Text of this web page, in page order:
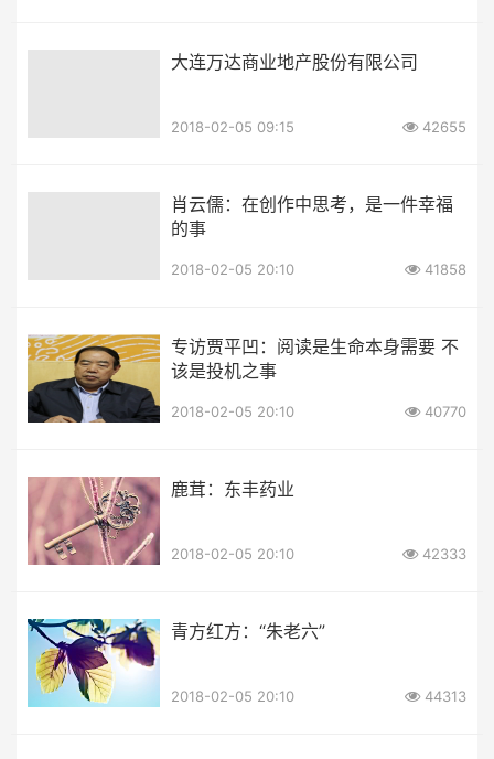
大连万达商业地产股份有限公司
2018-02-05 09:15 42655
肖云儒：在创作中思考，是一件幸福
的事
2018-02-05 20:10 41858
专访贾平凹：阅读是生命本身需要 不
该是投机之事
2018-02-05 20:10 40770
鹿茸：东丰药业
2018-02-05 20:10 42333
青方红方：“朱老六”
2018-02-05 20:10 44313